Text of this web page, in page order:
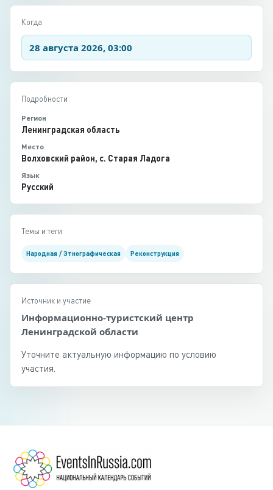
Когда
28 августа 2026, 03:00
Подробности
Регион
Ленинградская область
Место
Волховский район, с. Старая Ладога
Язык
Русский
Темы и теги
Народная / Этнографическая Реконструкция
Источник и участие
Информационно-туристский центр
Ленинградской области
Уточните актуальную информацию по условию
участия.